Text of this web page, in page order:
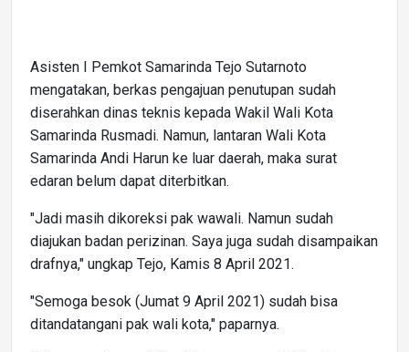
Asisten I Pemkot Samarinda Tejo Sutarnoto
mengatakan, berkas pengajuan penutupan sudah
diserahkan dinas teknis kepada Wakil Wali Kota
Samarinda Rusmadi. Namun, lantaran Wali Kota
Samarinda Andi Harun ke luar daerah, maka surat
edaran belum dapat diterbitkan.
"Jadi masih dikoreksi pak wawali. Namun sudah
diajukan badan perizinan. Saya juga sudah disampaikan
drafnya," ungkap Tejo, Kamis 8 April 2021.
"Semoga besok (Jumat 9 April 2021) sudah bisa
ditandatangani pak wali kota," paparnya.